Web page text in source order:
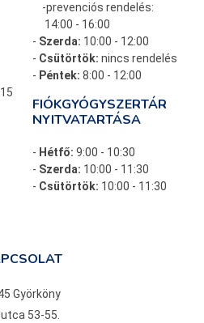
-prevenciós rendelés:
14:00 - 16:00
- Szerda: 10:00 - 12:00
- Csütörtök: nincs rendelés
- Péntek: 8:00 - 12:00
FIÓKGYÓGYSZERTÁR
NYITVATARTÁSA
- Hétfő: 9:00 - 10:30
- Szerda: 10:00 - 11:30
- Csütörtök: 10:00 - 11:30
Györköny
utca 53-55.